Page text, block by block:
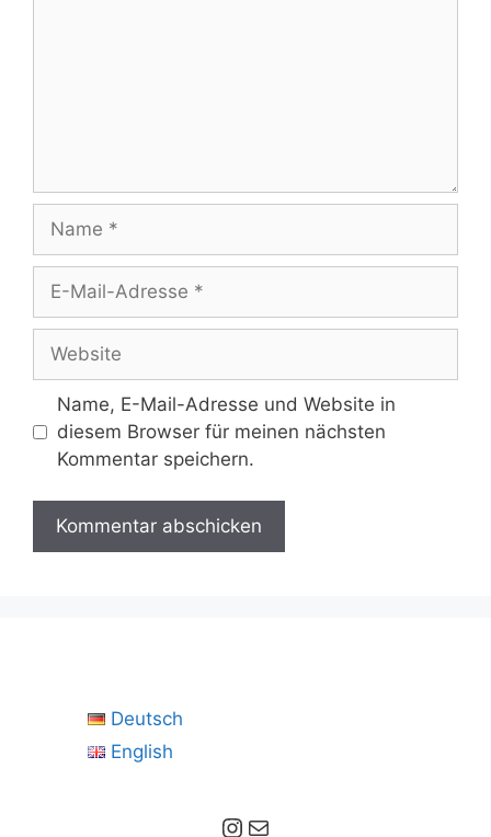
Mail-
Adresse
Name, E-Mail-Adresse und Website in
diesem Browser für meinen nächsten
Kommentar speichern.
Deutsch
English
Instagram E-Mail